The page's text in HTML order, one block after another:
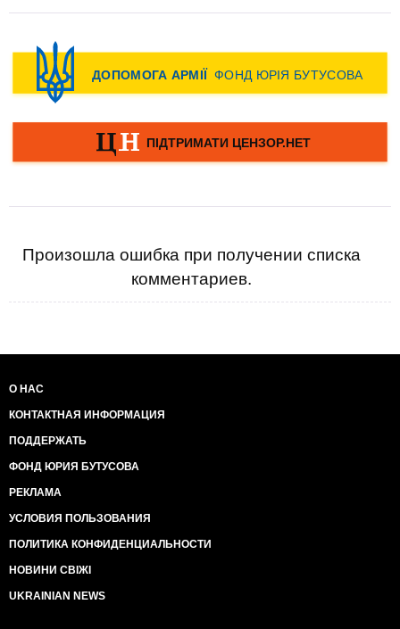
Произошла ошибка при получении списка
комментариев.
О НАС
КОНТАКТНАЯ ИНФОРМАЦИЯ
ПОДДЕРЖАТЬ
ФОНД ЮРИЯ БУТУСОВА
РЕКЛАМА
УСЛОВИЯ ПОЛЬЗОВАНИЯ
ПОЛИТИКА КОНФИДЕНЦИАЛЬНОСТИ
НОВИНИ СВІЖІ
UKRAINIAN NEWS